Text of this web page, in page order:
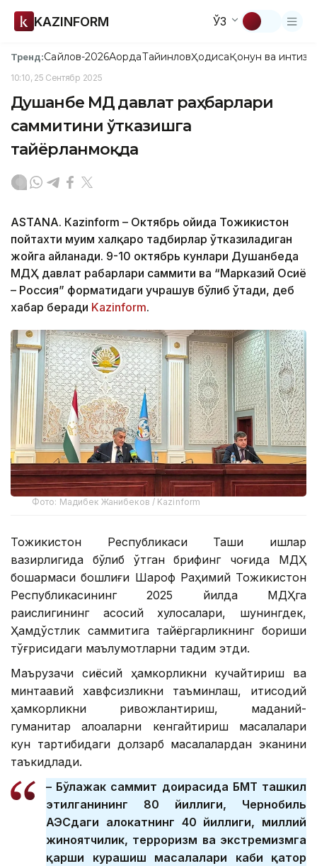
KAZINFORM ЎЗ
Тренд:Сайлов-2026АқордаТайинловҲодисаҚонун ва
10:10, 25 Сентябр 2025
Душанбе МДҲ давлат раҳбарлари
саммитини ўтказишга
тайёрланмоқда
ASTANА. Кazinform – Октябрь ойида Тожикистон
пойтахти муҳим халқаро тадбирлар ўтказиладиган
жойга айланади. 9-10 октябрь кунлари Душанбеда
МДҲ давлат раҳбарлари саммити ва “Марказий Осиё
– Россия” форматидаги учрашув бўлиб ўтади, деб
хабар беради Kazinform.
Фото: Мадибек Жанибеков / Kazinform
Тожикистон Республикаси Ташқи ишлар
вазирлигида бўлиб ўтган брифинг чоғида МДҲ
бошқармаси бошлиғи Шароф Раҳимий Тожикистон
Республикасининг 2025 йилда МДҲга
раислигининг асосий хулосалари, шунингдек,
Ҳамдўстлик саммитига тайёргарликнинг бориши
тўғрисидаги маълумотларни тақдим этди.
Маърузачи сиёсий ҳамкорликни кучайтириш ва
минтақавий хавфсизликни таъминлаш, иқтисодий
ҳамкорликни ривожлантириш, маданий-
гуманитар алоқаларни кенгайтириш масалалари
кун тартибидаги долзарб масалалардан эканини
таъкидлади.
– Бўлажак саммит доирасида БМТ ташкил
этилганининг 80 йиллиги, Чернобиль
АЭСдаги ҳалокатнинг 40 йиллиги, миллий
жиноятчилик, терроризм ва экстремизмга
қарши курашиш масалалари каби қатор